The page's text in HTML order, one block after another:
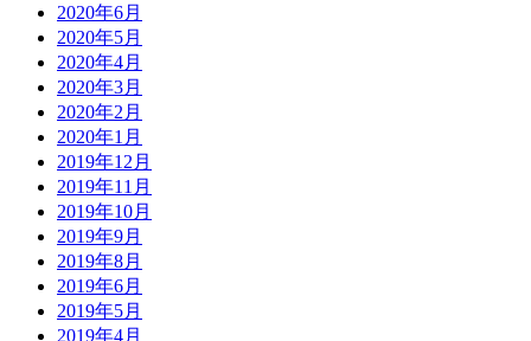
2020年6月
2020年5月
2020年4月
2020年3月
2020年2月
2020年1月
2019年12月
2019年11月
2019年10月
2019年9月
2019年8月
2019年6月
2019年5月
2019年4月